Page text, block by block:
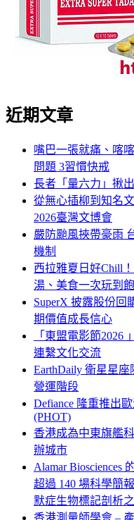
近期文章
嘴巴一張就痛、喀
問題 3習慣快戒
長者「量六力」揪
從無心插柳到知名
2026臺灣文博會
嚴防颱風挾帶豪雨
機制
西拉雅夏日好Chill
湯、美食一次玩到飽
SuperX 披露股份回
期價值成長信心
「東盟電影節2026
連繫文化交流
EarthDaily 衛星星
營運階段
Defiance 隆重推出
(PHOT)
香港成為中東旗艦
辦城市
Alamar Biosciences
超過 140 場科學簡
默症生物標記剖析
香港測量師學會 –